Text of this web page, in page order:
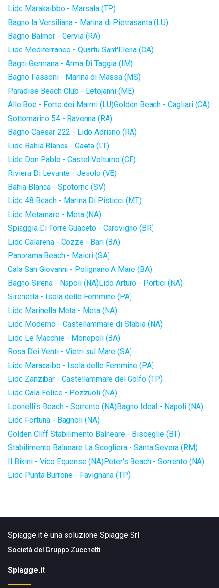
Lido Marakaibbo - Marsala (TP)
Bagno la Versiliana - Marina di Pietrasanta (LU)
Bagno Balmor - Cervia (RA)
Lido Mediterraneo - Quartu Sant'Elena (CA)
Bagni Germana - Arma Di Taggia (IM)
Bagno Fassoni - Marina di Massa (MS)
Paradise Beach Club - Letojanni (ME)
Alle Boe - Forte dei Marmi (LU)Golden Beach - Cagliari (CA)
Sottomarino 54 - Ravenna (RA)
Bagno Caesar 222 - Lido Adriano (RA)
Lido Bahia Blanca - Gaeta (LT)
Lido Don Pablo - Castel Volturno (CE)
Riviera Di Levante - Jesolo (VE)
Bahia Blanca - Spotorno (SV)
Lido 48 Beach - Marina Di Pisticci (MT)
Lido Metamare - Meta (NA)
Spiaggia Di Torre Guaceto - Carovigno (BR)
Lido Calarena - Cozze - Bari (BA)
Panorama Beach - Maiori (SA)
Cala San Giovanni - Polignano A Mare (BA)
Bagno Sirena - Napoli (NA)Lido Arturo - Portici (NA)
Sirenetta - Isola delle Femmine (PA)
Lido Marinella Meta - Meta (NA)
Lido Moderno - Castellammare di Stabia (NA)
Lido Le Macchie - Monopoli (BA)
Rosa Dei Venti - Vietri sul Mare (SA)
Lido Maracaibo - Isola delle Femmine (PA)
Lido Zanzibar - Castellammare del Golfo (TP)
Lido Cala Felice - Pozzuoli (NA)
Leonelli's Beach - Sorrento (NA)Bagno Ideal - Napoli (NA)
Lido Fortuna - Bagnoli (NA)
Golden Cliff Stabilimento Balneare - Bisceglie (BT)
Stabilimento Balneare La Scogliera - Santa Severa (RM)
Il Bikini - Vico Equense (NA)Peter's Beach - Sorrento (NA)
Lido Punta Burrone - Favignana (TP)
Spiagge.it è una soluzione Spiagge Srl
Società del Gruppo Zucchetti
Spiagge.it